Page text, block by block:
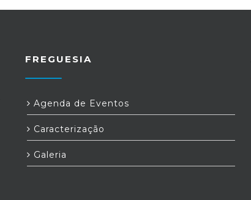
FREGUESIA
Agenda de Eventos
Caracterização
Galeria